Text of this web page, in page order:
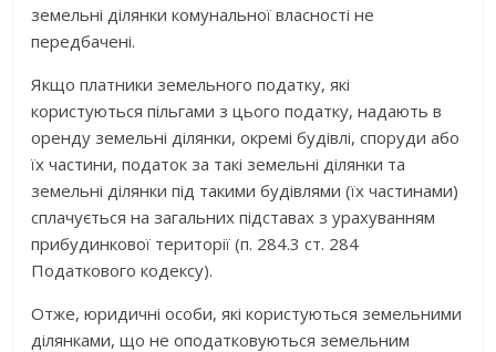
земельні ділянки комунальної власності не
передбачені.
Якщо платники земельного податку, які
користуються пільгами з цього податку, надають в
оренду земельні ділянки, окремі будівлі, споруди або
їх частини, податок за такі земельні ділянки та
земельні ділянки під такими будівлями (їх частинами)
сплачується на загальних підставах з урахуванням
прибудинкової території (п. 284.3 ст. 284
Податкового кодексу).
Отже, юридичні особи, які користуються земельними
ділянками, що не оподатковуються земельним